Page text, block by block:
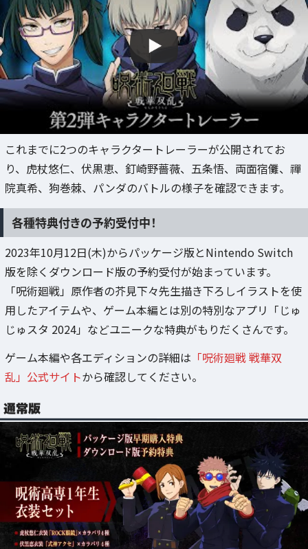
これまでに2つのキャラクタートレーラーが公開されてお
り、虎杖悠仁、伏黒恵、釘崎野薔薇、五条悟、両面宿儺、禪
院真希、狗巻棘、パンダのバトルの様子を確認できます。
各種特典付きの予約受付中！
2023年10月12日(木)からパッケージ版とNintendo Switch
版を除くダウンロード版の予約受付が始まっています。
「呪術廻戦」原作者の芥見下々先生描き下ろしイラストを使
用したアイテムや、ゲーム本編とは別の特別なアプリ「じゅ
じゅスタ 2024」などユニークな特典がもりだくさんです。
ゲーム本編や各エディションの詳細は 「呪術廻戦 戦華双
乱」公式サイトから確認してください。
通常版